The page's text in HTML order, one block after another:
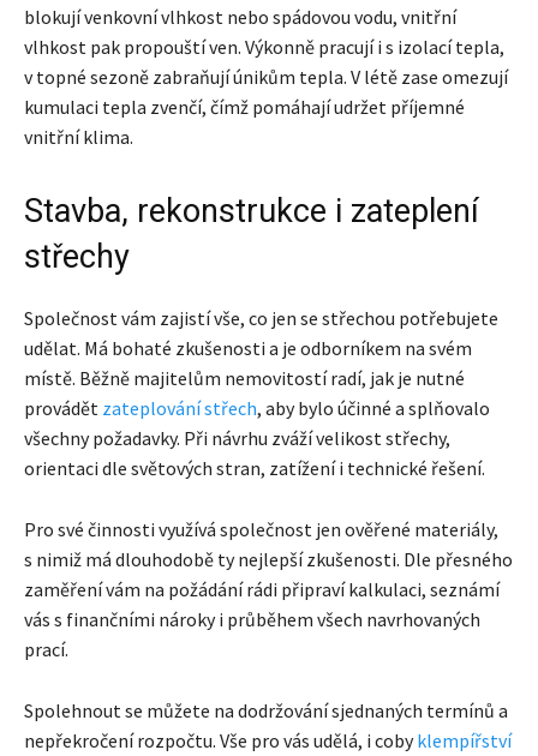
blokují venkovní vlhkost nebo spádovou vodu, vnitřní
vlhkost pak propouští ven. Výkonně pracují i s izolací tepla,
v topné sezoně zabraňují únikům tepla. V létě zase omezují
kumulaci tepla zvenčí, čímž pomáhají udržet příjemné
vnitřní klima.
Stavba, rekonstrukce i zateplení
střechy
Společnost vám zajistí vše, co jen se střechou potřebujete
udělat. Má bohaté zkušenosti a je odborníkem na svém
místě. Běžně majitelům nemovitostí radí, jak je nutné
provádět zateplování střech, aby bylo účinné a splňovalo
všechny požadavky. Při návrhu zváží velikost střechy,
orientaci dle světových stran, zatížení i technické řešení.
Pro své činnosti využívá společnost jen ověřené materiály,
s nimiž má dlouhodobě ty nejlepší zkušenosti. Dle přesného
zaměření vám na požádání rádi připraví kalkulaci, seznámí
vás s finančními nároky i průběhem všech navrhovaných
prací.
Spolehnout se můžete na dodržování sjednaných termínů a
nepřekročení rozpočtu. Vše pro vás udělá, i cobyklempířství